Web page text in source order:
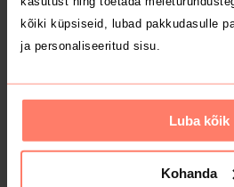
kõiki küpsiseid, lubad pakkudasulle
ja personaliseeritud sisu.
Luba kõik
Kohanda